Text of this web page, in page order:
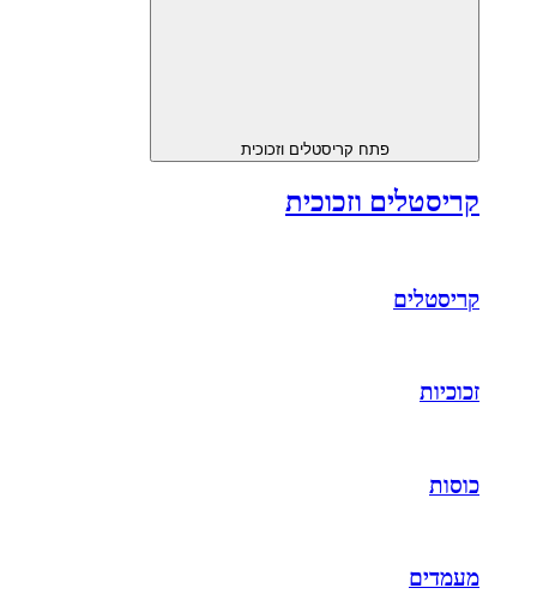
פתח קריסטלים וזכוכית
קריסטלים וזכוכית
קריסטלים
זכוכיות
כוסות
מעמדים